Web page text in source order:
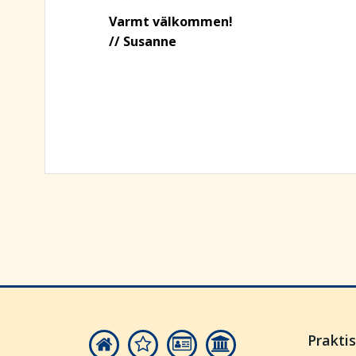
Varmt välkommen!
// Susanne